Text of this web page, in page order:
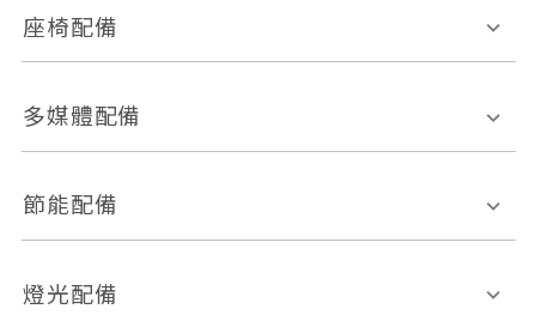
恆溫空調
前座正面氣囊
ABS防鎖死
車道偏離警示
自動停車系統 盲點偵測系統
倒車雷達
座椅配備
皮椅
多媒體配備
外部音源接入
節能配備
引擎啟閉系統
燈光配備